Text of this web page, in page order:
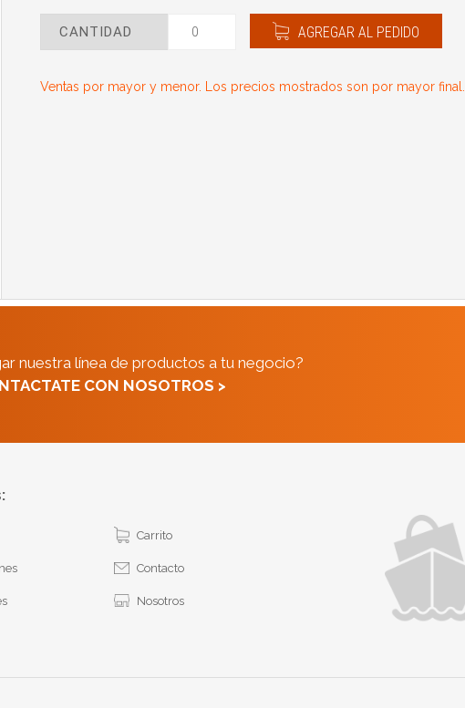
CANTIDAD AGREGAR AL PEDIDO
Ventas por mayor y menor. Los precios mostrados son por mayor final.
nuestra línea de productos a tu negocio?
CON NOSOTROS >
Carrito
Contacto
Nosotros